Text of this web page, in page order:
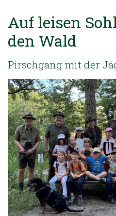
Auf leisen
den Wald
Pirschgang mit der